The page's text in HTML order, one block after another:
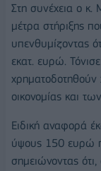
Στη συνέχεια ο κ.
μέτρα στήριξης
υπενθυμίζοντας
εκατ. ευρώ.
χρηματοδοτηθούν
οικονομίας και
Ειδική αναφορά
ύψους 150 ευρώ
σημειώνοντας